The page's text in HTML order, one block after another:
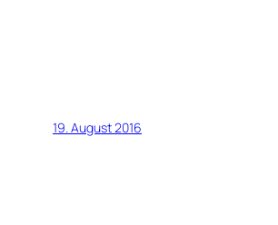
19. August 2016